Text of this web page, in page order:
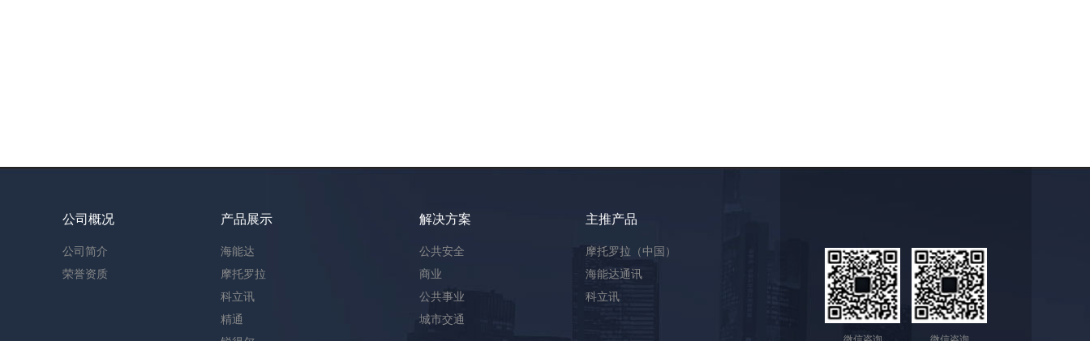
公司概况
公司简介
荣誉资质
产品展示
海能达
摩托罗拉
科立讯
精通
解决方案
公共安全
商业
公共事业
城市交通
主推产品
摩托罗拉（中国）
海能达通讯
科立讯